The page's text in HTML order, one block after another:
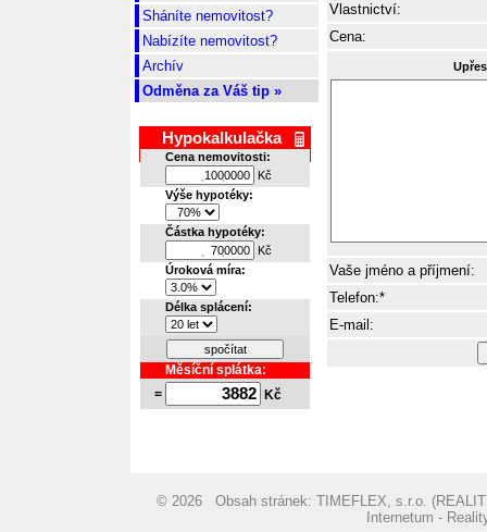
Sháníte nemovitost?
Nabízíte nemovitost?
Archív
Odměna za Váš tip »
Hypokalkulačka
Cena nemovitosti:
Kč
.
.
Výše hypotéky:
Částka hypotéky:
Kč
.
.
Úroková míra:
Délka splácení:
spočítat
Měsíční splátka:
=
Kč
Vlastnictví:
Cena:
Vaše jméno a příjmení:
Telefon:*
E-mail:
© 2026 Obsah stránek: TIMEFLEX, s.r.o.
Internetum -